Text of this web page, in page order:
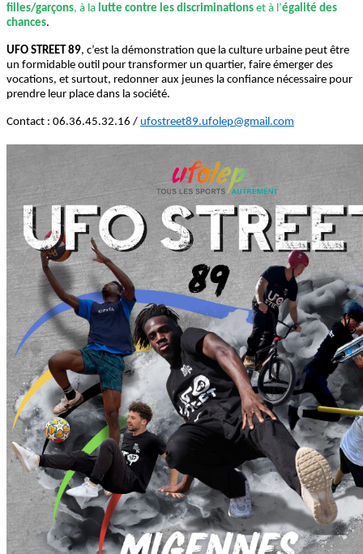
filles/garçons, à la lutte contre les discriminations et à l’égalité des
chances.
UFO STREET 89, c’est la démonstration que la culture urbaine peut être
un formidable outil pour transformer un quartier, faire émerger des
vocations, et surtout, redonner aux jeunes la confiance nécessaire pour
prendre leur place dans la société.
Contact : 06.36.45.32.16 / ufostreet89.ufolep@gmail.com